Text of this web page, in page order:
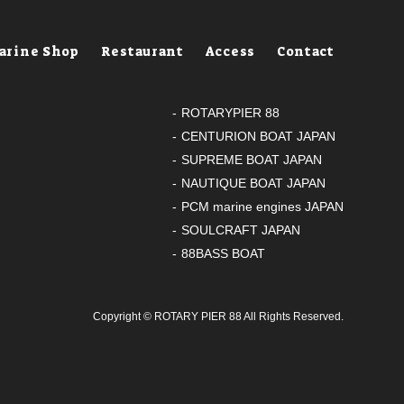
Shop Restaurant Access Contact
ROTARYPIER 88
CENTURION BOAT JAPAN
SUPREME BOAT JAPAN
NAUTIQUE BOAT JAPAN
PCM marine engines JAPAN
SOULCRAFT JAPAN
88BASS BOAT
Copyright © ROTARY PIER 88All Rights Reserved.